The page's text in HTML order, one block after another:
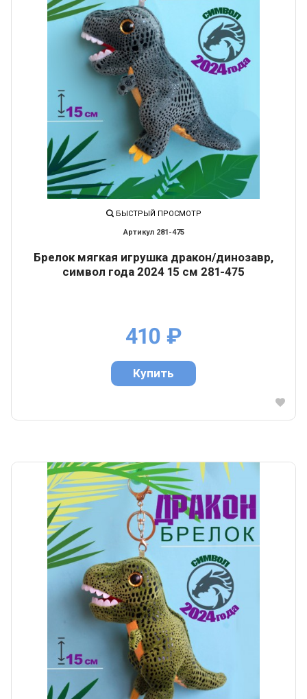
БЫСТРЫЙ ПРОСМОТР
281-475
Брелок мягкая игрушка дракон/динозавр,
символ года 2024 15 см 281-475
410 ₽
Купить